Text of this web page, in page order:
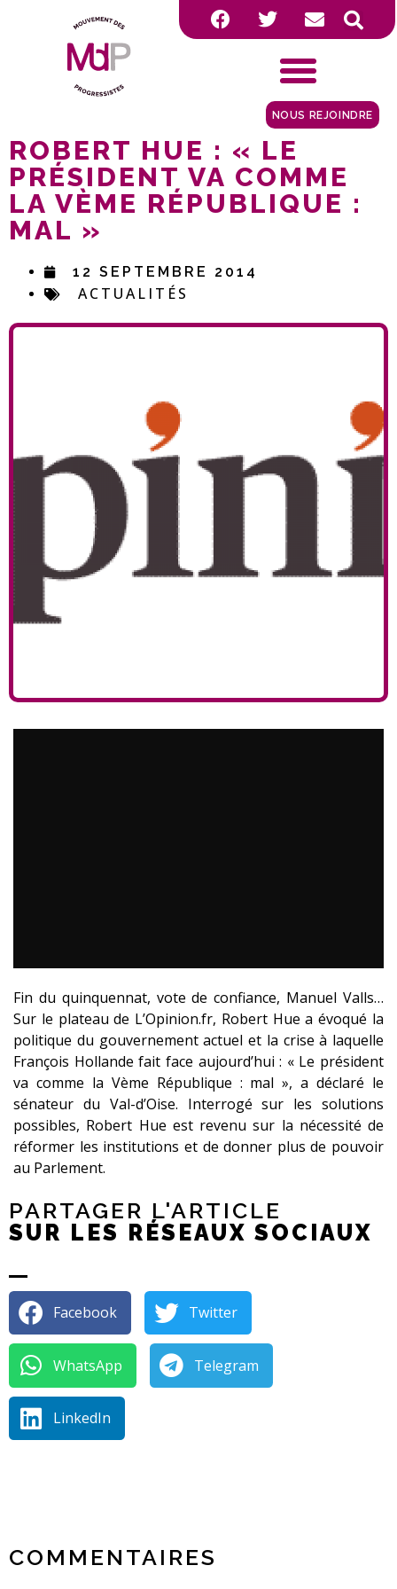
NOUS REJOINDRE
ROBERT HUE : « LE
PRÉSIDENT VA COMME
LA VÈME RÉPUBLIQUE :
MAL »
12 SEPTEMBRE 2014
ACTUALITÉS
Fin du quinquennat, vote de confiance, Manuel Valls…
Sur le plateau de L’Opinion.fr, Robert Hue a évoqué la
politique du gouvernement actuel et la crise à laquelle
François Hollande fait face aujourd’hui : « Le président
va comme la Vème République : mal », a déclaré le
sénateur du Val-d’Oise. Interrogé sur les solutions
possibles, Robert Hue est revenu sur la nécessité de
réformer les institutions et de donner plus de pouvoir
au Parlement.
PARTAGER L'ARTICLE
SUR LES RÉSEAUX SOCIAUX
Facebook Twitter
WhatsApp Telegram
LinkedIn
COMMENTAIRES